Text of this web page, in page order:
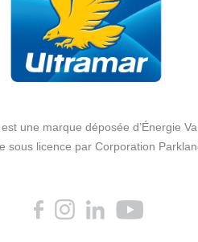
une marque déposée d’Énergie
sous licence par Corporation